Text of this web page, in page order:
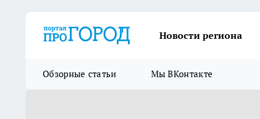
Новости региона
Обзорные статьи Мы ВКонтакте